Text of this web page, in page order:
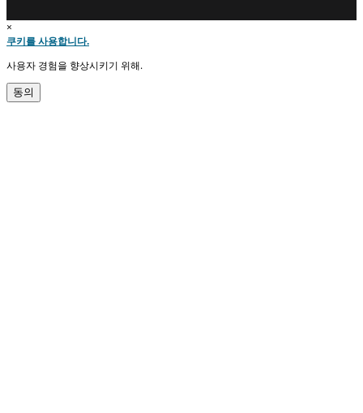
×
쿠키를 사용합니다.
사용자 경험을 향상시키기 위해.
동의